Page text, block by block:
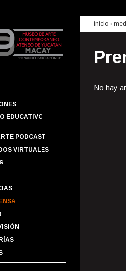
EDUCATIVO
PODCAST
VIRTUALES
inicio ›
No hay